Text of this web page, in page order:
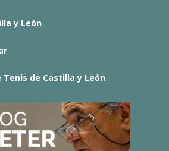
y León
Tenis de Castilla y León